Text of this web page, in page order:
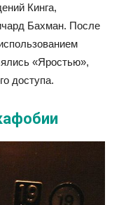
Кинга,
Бахман. После
«Яростью»,
доступа.